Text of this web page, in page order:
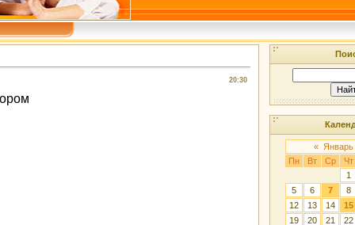
20:30
« Январь
Пн
Вт Ср
Чт
1
5
6 7
8
12
13 14
15
19
20 21
22